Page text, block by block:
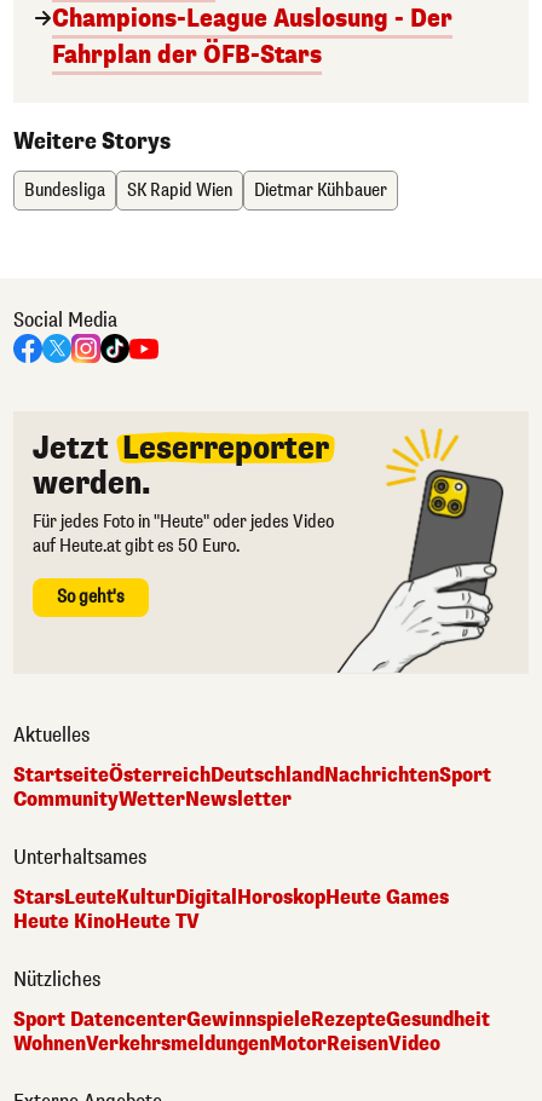
Champions-League Auslosung - Der
Fahrplan der ÖFB-Stars
Weitere Storys
Bundesliga SK Rapid Wien Dietmar Kühbauer
Social Media
Jetzt Leserreporter
werden.
Für jedes Foto in "Heute" oder jedes Video
auf Heute.at gibt es 50 Euro.
So geht's
Aktuelles
StartseiteÖsterreichDeutschlandNachrichtenSport
CommunityWetterNewsletter
Unterhaltsames
StarsLeuteKulturDigital HoroskopHeute Games
Heute KinoHeute TV
Nützliches
Sport DatencenterGewinnspieleRezepteGesundheit
WohnenVerkehrsmeldungenMotorReisenVideo